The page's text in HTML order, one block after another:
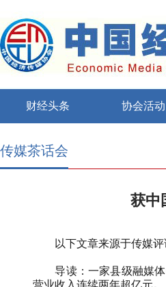
财经头条 协会活动
传媒茶话会
获中
以下文章来源于传媒
导读：一家县级融媒体
营业收入连续两年超亿元。